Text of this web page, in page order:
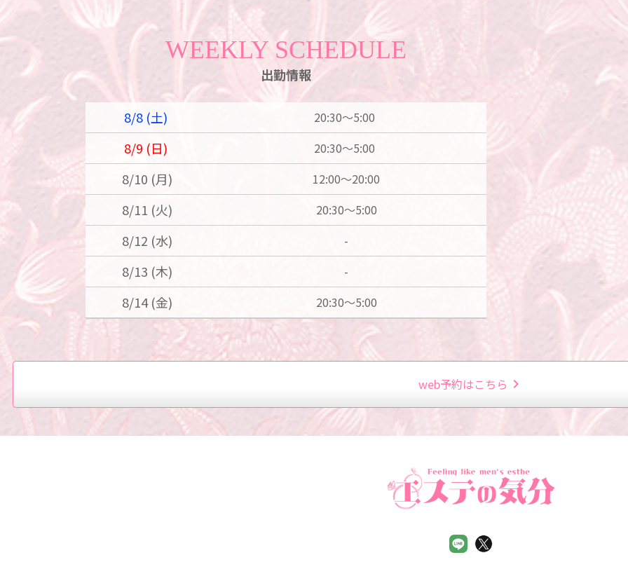
WEEKLY SCHEDULE
出勤情報
8/8 (土) 20:30～5:00
8/9 (日) 20:30～5:00
8/10 (月) 12:00～20:00
8/11 (火) 20:30～5:00
8/12 (水) -
8/13 (木) -
8/14 (金) 20:30～5:00
web予約はこちら chevron_right